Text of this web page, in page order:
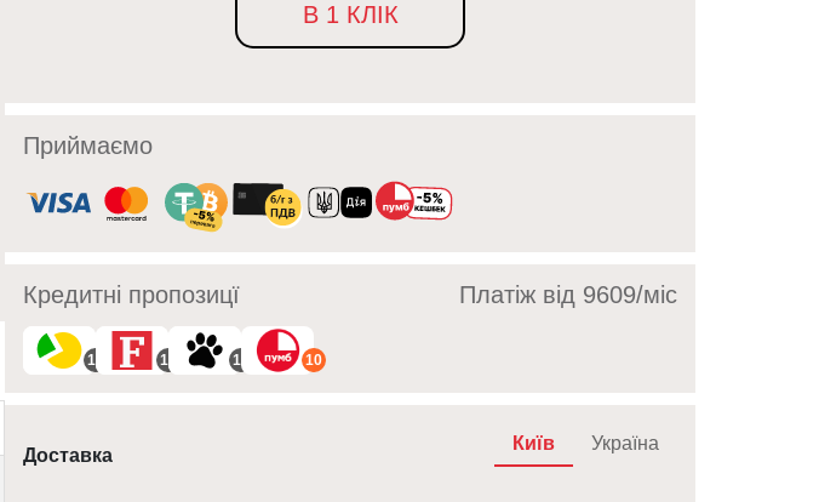
В 1 КЛІК
Приймаємо
Кредитні пропозицї Платіж від 9609/мic
10 10 10 10
Доставка
Київ Україна